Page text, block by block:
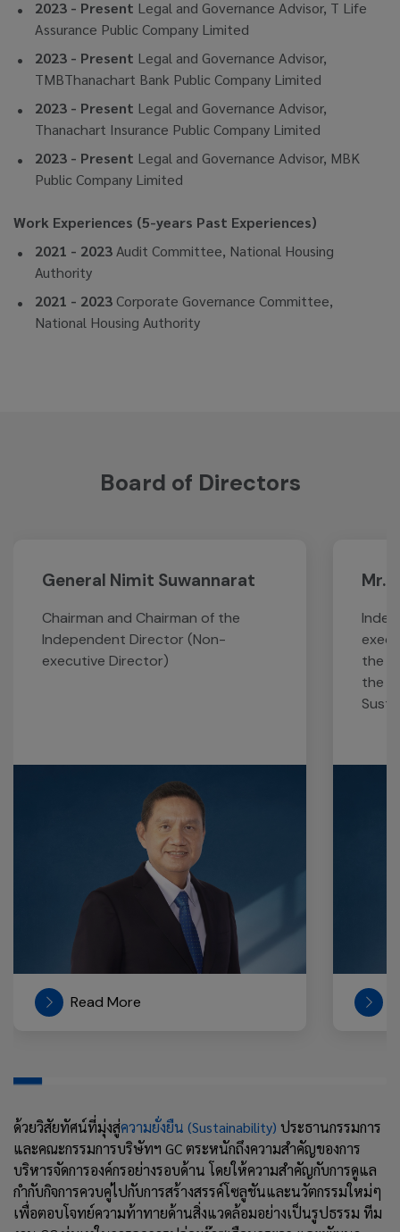
2023 - Present Legal and Governance Advisor, T Life
Assurance Public Company Limited
2023 - Present Legal and Governance Advisor,
TMBThanachart Bank Public Company Limited
2023 - Present Legal and Governance Advisor,
Thanachart Insurance Public Company Limited
2023 - Present Legal and Governance Advisor, MBK
Public Company Limited
Work Experiences (5-years Past Experiences)
2021 - 2023 Audit Committee, National Housing
Authority
2021 - 2023 Corporate Governance Committee,
National Housing Authority
Board of Directors
General Nimit Suwannarat
Chairman and Chairman of the
Independent Director (Non-
executive Director)
Read More
Mr.
the
the
ด้วยวิสัยทัศน์ที่มุ่งสู่ความยั่งยืน (Sustainability) ประธานกรรมการ
และคณะกรรมการบริษัทฯ GC ตระหนักถึงความสำคัญของการ
บริหารจัดการองค์กรอย่างรอบด้าน โดยให้ความสำคัญกับการดูแล
กำกับกิจการควบคู่ไปกับการสร้างสรรค์โซลูชันและนวัตกรรมใหม่ๆ
เพื่อตอบโจทย์ความท้าทายด้านสิ่งแวดล้อมอย่างเป็นรูปธรรม ทีม